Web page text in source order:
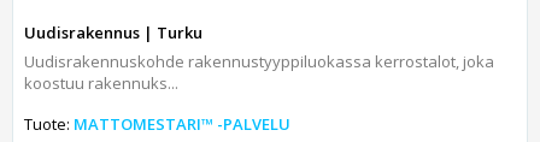
Uudisrakennus | Turku
Uudisrakennuskohde rakennustyyppiluokassa kerrostalot, joka
koostuu rakennuks...
Tuote: MATTOMESTARI™ -PALVELU